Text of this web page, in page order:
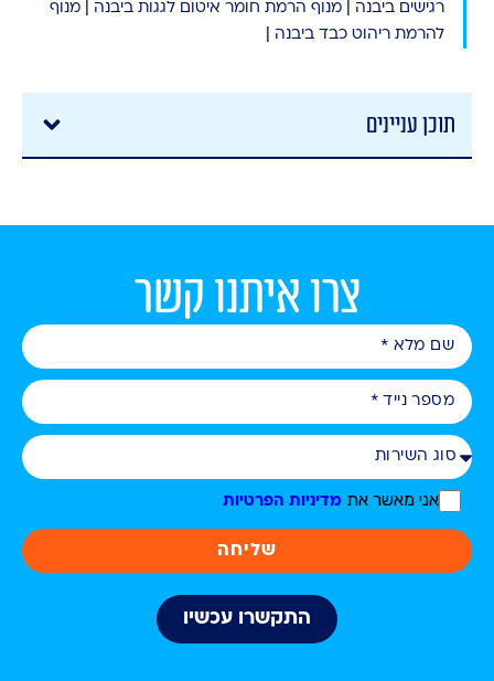
רגישים ביבנה
מנוף הרמת חומר איטום לגגות ביבנה
מנוף
להרמת ריהוט כבד ביבנה
תוכן עניינים
צרו איתנו קשר
אני מאשר את מדיניות הפרטיות
שליחה
התקשרו עכשיו